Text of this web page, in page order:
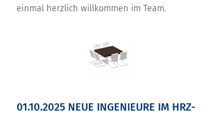
einmal herzlich willkommen im Team.
01.10.2025 NEUE INGENIEURE IM HRZ-